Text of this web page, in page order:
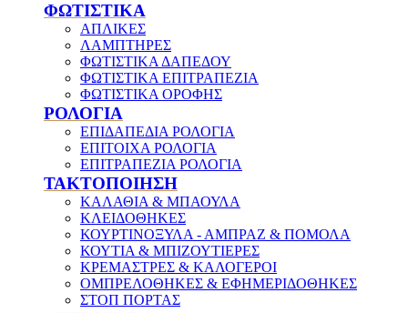
ΦΩΤΙΣΤΙΚΑ
ΑΠΛΙΚΕΣ
ΛΑΜΠΤΗΡΕΣ
ΦΩΤΙΣΤΙΚΑ ΔΑΠΕΔΟΥ
ΦΩΤΙΣΤΙΚΑ ΕΠΙΤΡΑΠΕΖΙΑ
ΦΩΤΙΣΤΙΚΑ ΟΡΟΦΗΣ
ΡΟΛΟΓΙΑ
ΕΠΙΔΑΠΕΔΙΑ ΡΟΛΟΓΙΑ
ΕΠΙΤΟΙΧΑ ΡΟΛΟΓΙΑ
ΕΠΙΤΡΑΠΕΖΙΑ ΡΟΛΟΓΙΑ
ΤΑΚΤΟΠΟΙΗΣΗ
ΚΑΛΑΘΙΑ & ΜΠΑΟΥΛΑ
ΚΛΕΙΔΟΘΗΚΕΣ
ΚΟΥΡΤΙΝΟΞΥΛΑ - ΑΜΠΡΑΖ & ΠΟΜΟΛΑ
ΚΟΥΤΙΑ & ΜΠΙΖΟΥΤΙΕΡΕΣ
ΚΡΕΜΑΣΤΡΕΣ & ΚΑΛΟΓΕΡΟΙ
ΟΜΠΡΕΛΟΘΗΚΕΣ & ΕΦΗΜΕΡΙΔΟΘΗΚΕΣ
ΣΤΟΠ ΠΟΡΤΑΣ